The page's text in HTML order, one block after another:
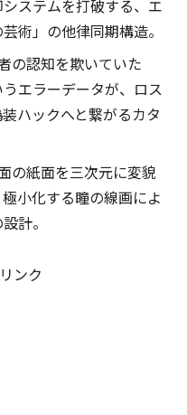
ステムを打破する、エ
術」の他律同期構造。
の認知を欺いていた
うエラーデータが、ロス
ハックへと繋がるカタ
の紙面を三次元に変貌
小化する瞳の線画によ
計。
ンク